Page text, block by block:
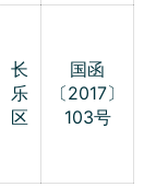
长
乐
区
国函
〔2017〕
103号